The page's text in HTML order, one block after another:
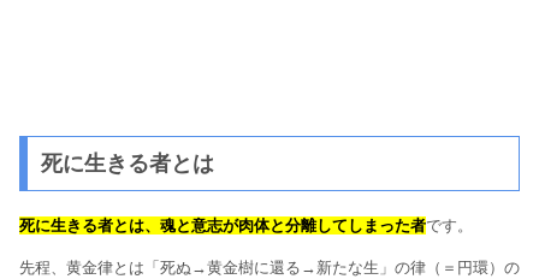
死に生きる者とは
死に生きる者とは、魂と意志が肉体と分離してしまった者です。
先程、黄金律とは「死ぬ→黄金樹に還る→新たな生」の律（＝円環）の